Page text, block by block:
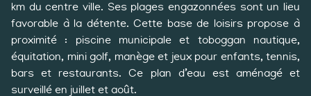
km du centre ville. Ses plages engazonnées sont un lieu
favorable à la détente. Cette base de loisirs propose à
proximité : piscine municipale et toboggan nautique,
équitation, mini golf, manège et jeux pour enfants, tennis,
bars et restaurants. Ce plan d’eau est aménagé et
surveillé en juillet et août.